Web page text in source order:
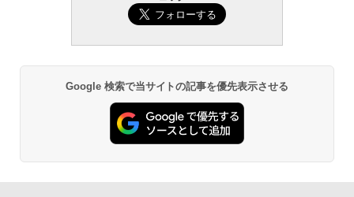
Google 検索で当サイトの記事を優先表示させる